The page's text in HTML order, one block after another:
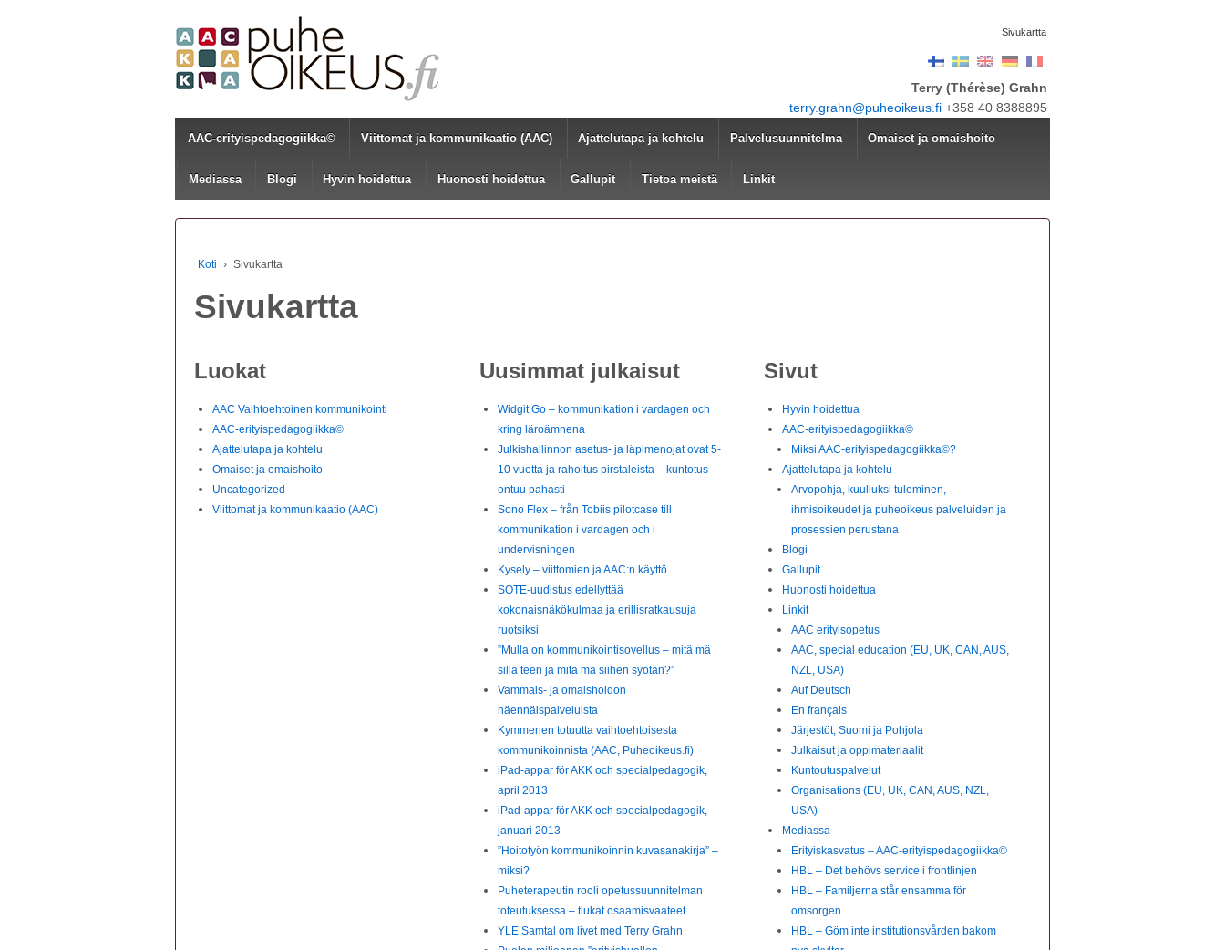
Sivukartta
Terry (Thérèse) Grahn
terry.grahn@puheoikeus.fi +358 40 8388895
AAC-erityispedagogiikka© Viittomat ja kommunikaatio (AAC) Ajattelutapa ja kohtelu Palvelusuunnitelma Omaiset ja omaishoito
Mediassa Blogi Hyvin hoidettua Huonosti hoidettua Gallupit Tietoa meistä Linkit
Koti › Sivukartta
Sivukartta
Luokat
AAC Vaihtoehtoinen kommunikointi
AAC-erityispedagogiikka©
Ajattelutapa ja kohtelu
Omaiset ja omaishoito
Uncategorized
Viittomat ja kommunikaatio (AAC)
Uusimmat julkaisut
Widgit Go – kommunikation i vardagen och
kring läroämnena
Julkishallinnon asetus- ja läpimenojat ovat 5-
10 vuotta ja rahoitus pirstaleista – kuntotus
ontuu pahasti
Sono Flex – från Tobiis pilotcase till
kommunikation i vardagen och i
undervisningen
Kysely – viittomien ja AAC:n käyttö
SOTE-uudistus edellyttää
kokonaisnäkökulmaa ja erillisratkausuja
ruotsiksi
”Mulla on kommunikointisovellus – mitä mä
sillä teen ja mitä mä siihen syötän?”
Vammais- ja omaishoidon
näennäispalveluista
Kymmenen totuutta vaihtoehtoisesta
kommunikoinnista (AAC, Puheoikeus.fi)
iPad-appar för AKK och specialpedagogik,
april 2013
iPad-appar för AKK och specialpedagogik,
januari 2013
”Hoitotyön kommunikoinnin kuvasanakirja” –
miksi?
Puheterapeutin rooli opetussuunnitelman
toteutuksessa – tiukat osaamisvaateet
YLE Samtal om livet med Terry Grahn
Sivut
Hyvin hoidettua
AAC-erityispedagogiikka©
Miksi AAC-erityispedagogiikka©?
Ajattelutapa ja kohtelu
Arvopohja, kuulluksi tuleminen,
ihmisoikeudet ja puheoikeus palveluiden ja
prosessien perustana
Blogi
Gallupit
Huonosti hoidettua
Linkit
AAC erityisopetus
AAC, special education (EU, UK, CAN, AUS,
NZL, USA)
Auf Deutsch
En français
Järjestöt, Suomi ja Pohjola
Julkaisut ja oppimateriaalit
Kuntoutuspalvelut
Organisations (EU, UK, CAN, AUS, NZL,
USA)
Mediassa
Erityiskasvatus – AAC-erityispedagogiikka©
HBL – Det behövs service i frontlinjen
HBL – Familjerna står ensamma för
omsorgen
HBL – Göm inte institutionsvården bakom